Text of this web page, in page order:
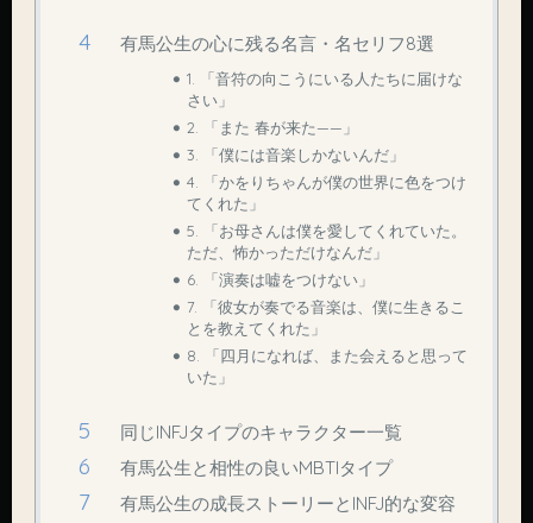
有馬公生の心に残る名言・名セリフ8選
1. 「音符の向こうにいる人たちに届けな
さい」
2. 「また 春が来た——」
3. 「僕には音楽しかないんだ」
4. 「かをりちゃんが僕の世界に色をつけ
てくれた」
5. 「お母さんは僕を愛してくれていた。
ただ、怖かっただけなんだ」
6. 「演奏は嘘をつけない」
7. 「彼女が奏でる音楽は、僕に生きるこ
とを教えてくれた」
8. 「四月になれば、また会えると思って
いた」
同じINFJタイプのキャラクター一覧
有馬公生と相性の良いMBTIタイプ
有馬公生の成長ストーリーとINFJ的な変容